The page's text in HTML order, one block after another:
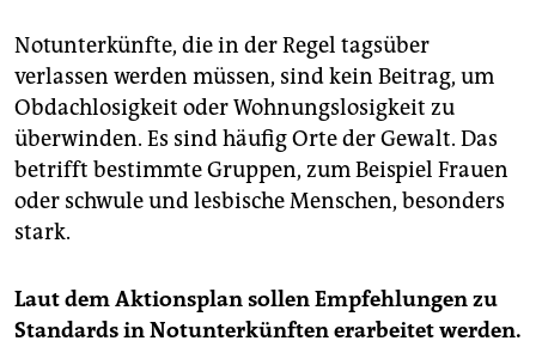
Notunterkünfte, die in der Regel tagsüber
verlassen werden müssen, sind kein Beitrag, um
Obdachlosigkeit oder Wohnungslosigkeit zu
überwinden. Es sind häufig Orte der Gewalt. Das
betrifft bestimmte Gruppen, zum Beispiel Frauen
oder schwule und lesbische Menschen, besonders
stark.
Laut dem Aktionsplan sollen Empfehlungen zu
Standards in Notunterkünften erarbeitet werden.